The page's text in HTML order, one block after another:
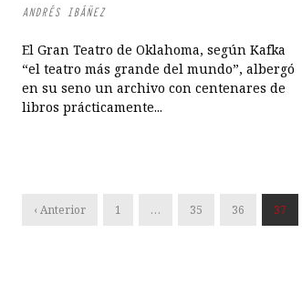
ANDRÉS IBÁÑEZ
El Gran Teatro de Oklahoma, según Kafka
“el teatro más grande del mundo”, albergó
en su seno un archivo con centenares de
libros prácticamente...
‹ Anterior 1 … 35 36 37